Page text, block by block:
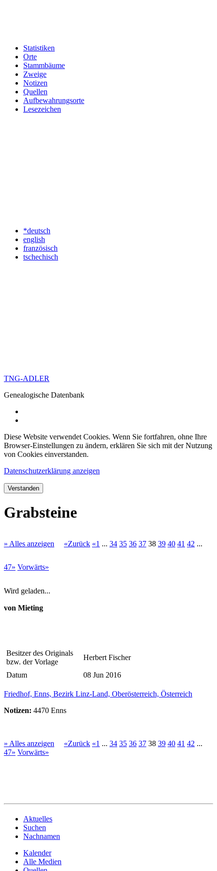
Statistiken
Orte
Stammbäume
Zweige
Notizen
Quellen
Aufbewahrungsorte
Lesezeichen
*deutsch
english
französisch
tschechisch
TNG-ADLER
Genealogische Datenbank
Diese Website verwendet Cookies. Wenn Sie fortfahren, ohne Ihre
Browser-Einstellungen zu ändern, erklären Sie sich mit der Nutzung
von Cookies einverstanden.
Datenschutzerklärung anzeigen
Verstanden
Grabsteine
» Alles anzeigen «Zurück «1 ... 34 35 36 37 38 39 40 41 42 ...
47» Vorwärts»
Wird geladen...
von Mieting
Besitzer des Originals
bzw. der Vorlage
Herbert Fischer
Datum 08 Jun 2016
Friedhof, Enns, Bezirk Linz-Land, Oberösterreich, Österreich
Notizen: 4470 Enns
» Alles anzeigen «Zurück «1 ... 34 35 36 37 38 39 40 41 42 ...
47» Vorwärts»
Aktuelles
Suchen
Nachnamen
Kalender
Alle Medien